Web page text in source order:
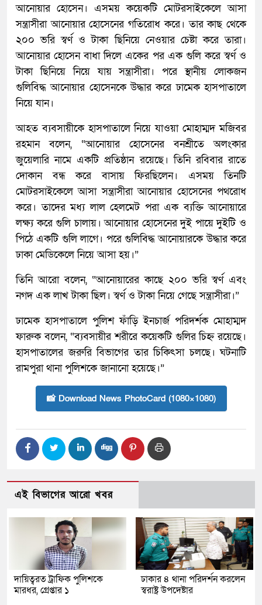
আনোয়ার হোসেন। এসময় কয়েকটি মোটরসাইকেলে আসা
সন্ত্রাসীরা আনোয়ার হোসেনের গতিরোধ করে। তার কাছ থেকে
২০০ ভরি স্বর্ণ ও টাকা ছিনিয়ে নেওয়ার চেষ্টা করে তারা।
আনোয়ার হোসেন বাধা দিলে একের পর এক গুলি করে স্বর্ণ ও
টাকা ছিনিয়ে নিয়ে যায় সন্ত্রাসীরা। পরে স্থানীয় লোকজন
গুলিবিদ্ধ আনোয়ার হোসেনকে উদ্ধার করে ঢামেক হাসপাতালে
নিয়ে যান।
আহত ব্যবসায়ীকে হাসপাতালে নিয়ে যাওয়া মোহাম্মদ মজিবর
রহমান বলেন, “আনোয়ার হোসেনের বনশ্রীতে অলংকার
জুয়েলারি নামে একটি প্রতিষ্ঠান রয়েছে। তিনি রবিবার রাতে
দোকান বন্ধ করে বাসায় ফিরছিলেন। এসময় তিনটি
মোটরসাইকেলে আসা সন্ত্রাসীরা আনোয়ার হোসেনের পথরোধ
করে। তাদের মধ্য লাল হেলমেট পরা এক ব্যক্তি আনোয়ারে
লক্ষ্য করে গুলি চালায়। আনোয়ার হোসেনের দুই পায়ে দুইটি ও
পিঠে একটি গুলি লাগে। পরে গুলিবিদ্ধ আনোয়ারকে উদ্ধার করে
ঢাকা মেডিকেলে নিয়ে আসা হয়।”
তিনি আরো বলেন, “আনোয়ারের কাছে ২০০ ভরি স্বর্ণ এবং
নগদ এক লাখ টাকা ছিল। স্বর্ণ ও টাকা নিয়ে গেছে সন্ত্রাসীরা।”
ঢামেক হাসপাতালে পুলিশ ফাঁড়ি ইনচার্জ পরিদর্শক মোহাম্মদ
ফারুক বলেন, “ব্যবসায়ীর শরীরে কয়েকটি গুলির চিহ্ন রয়েছে।
হাসপাতালের জরুরি বিভাগের তার চিকিৎসা চলছে। ঘটনাটি
রামপুরা থানা পুলিশকে জানানো হয়েছে।”
📸 Download News PhotoCard (1080×1080)
এই বিভাগের আরো খবর
দায়িত্বরত ট্রাফিক পুলিশকে
মারধর, গ্রেপ্তার ১
ঢাকার ৪ থানা পরিদর্শন করলেন
স্বরাষ্ট্র উপদেষ্টার